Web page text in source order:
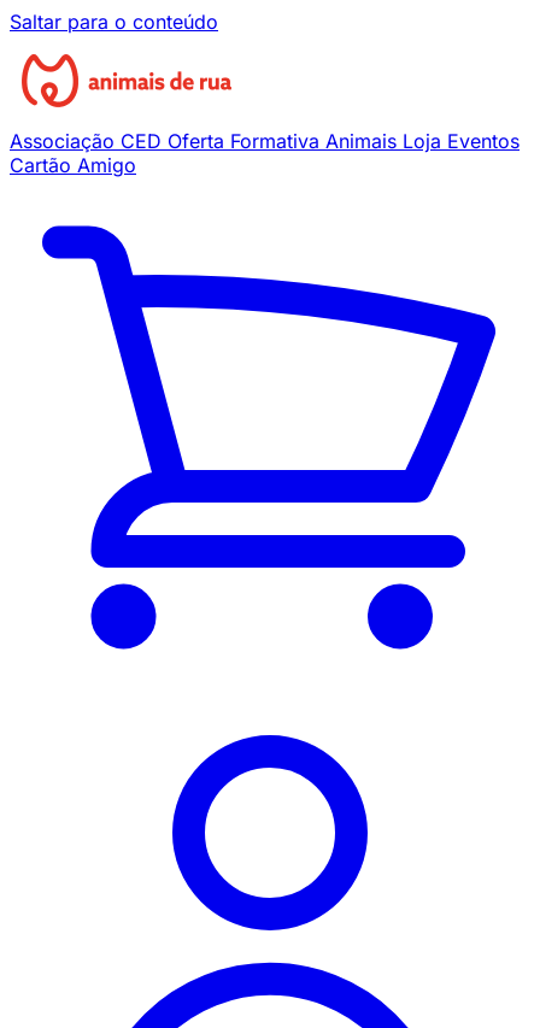
Saltar para o conteúdo
Associação CED Oferta Formativa Animais Loja Eventos
Cartão Amigo